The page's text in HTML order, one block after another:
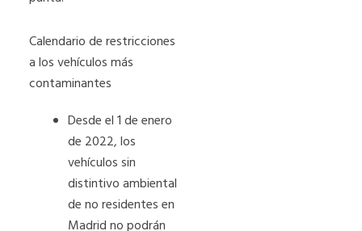
Calendario de restricciones
a los vehículos más
contaminantes
Desde el 1 de enero
de 2022, los
vehículos sin
distintivo ambiental
de no residentes en
Madrid no podrán